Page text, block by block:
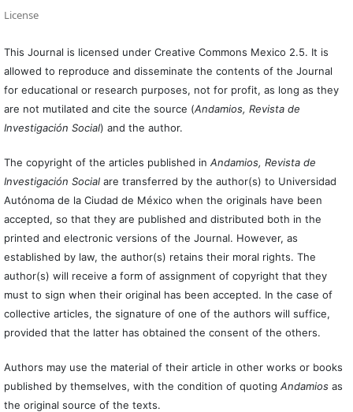
License
This Journal is licensed under Creative Commons Mexico 2.5. It is
allowed to reproduce and disseminate the contents of the Journal
for educational or research purposes, not for profit, as long as they
are not mutilated and cite the source (Andamios, Revista de
Investigación Social) and the author.
The copyright of the articles published in Andamios, Revista de
Investigación Socialare transferred by the author(s) to Universidad
Autónoma de la Ciudad de México when the originals have been
accepted, so that they are published and distributed both in the
printed and electronic versions of the Journal. However, as
established by law, the author(s) retains their moral rights. The
author(s) will receive a form of assignment of copyright that they
must to sign when their original has been accepted. In the case of
collective articles, the signature of one of the authors will suffice,
provided that the latter has obtained the consent of the others.
Authors may use the material of their article in other works or books
published by themselves, with the condition of quoting Andamiosas
the original source of the texts.